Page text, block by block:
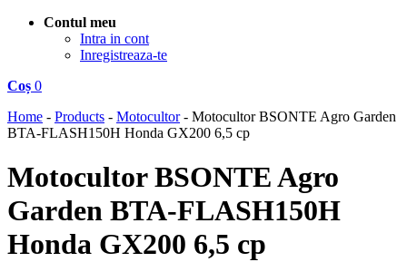
Contul meu
Intra in cont
Inregistreaza-te
Coș 0
Home - Products - Motocultor- Motocultor BSONTE Agro Garden
BTA-FLASH150H Honda GX200 6,5 cp
Motocultor BSONTE Agro
Garden BTA-FLASH150H
Honda GX200 6,5 cp